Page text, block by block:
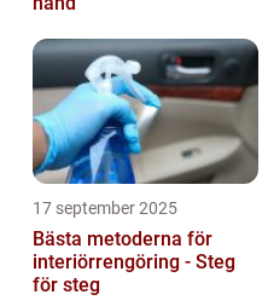
17 september 2025
Bästa metoderna för
interiörrengöring - Steg
för steg